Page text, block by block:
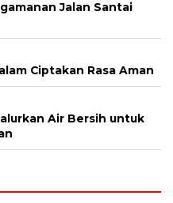
Jalan Santai
Ciptakan Rasa Aman
Air Bersih untuk